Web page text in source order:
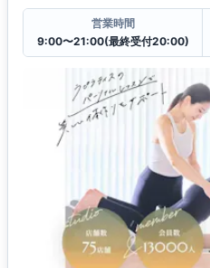
営業時間
9:00〜21:00(最終受付20:00)